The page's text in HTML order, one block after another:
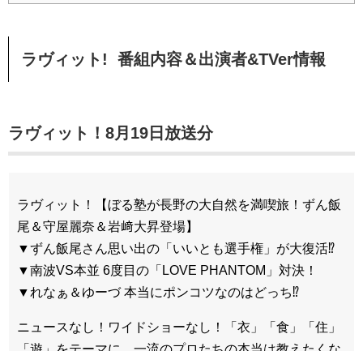
ラヴィット! 番組内容＆出演者&TVer情報
ラヴィット！8月19日放送分
ラヴィット！【ぼる塾が長野の大自然を満喫旅！ずん飯
尾＆守屋麗奈＆岩﨑大昇登場】
▼ずん飯尾さん思い出の「いいとも選手権」が大復活⁉
▼南波VS本並 6度目の「LOVE PHANTOM」対決！
▼れなぁ＆ゆーづ 本当にポンコツなのはどっち⁉
ニュースなし！ワイドショーなし！「衣」「食」「住」